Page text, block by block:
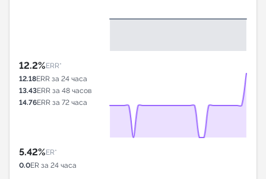
12.2%ERR*
12.18ERR за 24 часа
13.43ERR за 48 часов
14.76ERR за 72 часа
5.42%ER*
0.0ER за 24 часа